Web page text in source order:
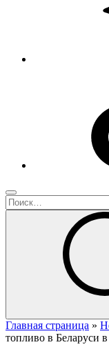
Главная страница »
топливо в Беларуси